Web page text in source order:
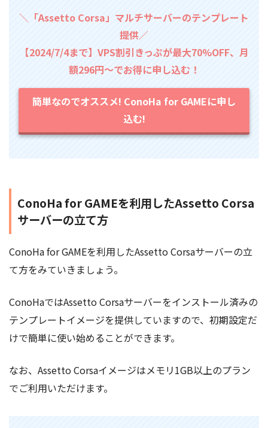
＼「Assetto Corsa」マルチサーバーのテンプレート
提供／
【2024/7/4まで】VPS割引きっぷが最大70%OFF、月
額296円～でお得に申し込む！
簡単なのでオススメ! ConoHa for GAMEに申し
込む!
ConoHa for GAMEを利用したAssetto Corsa
サーバーの立て方
ConoHa for GAMEを利用したAssetto Corsaサーバーの立
て方をみていきましょう。
ConoHaではAssetto Corsaサーバーをインストール済みの
テンプレートイメージを提供していますので、初期設定だ
けで簡単に使い始めることができます。
なお、Assetto Corsaイメージはメモリ1GB以上のプラン
でご利用いただけます。